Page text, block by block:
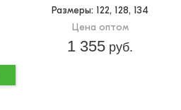
Размеры: 122, 128, 134
Цена оптом
1 355 руб.